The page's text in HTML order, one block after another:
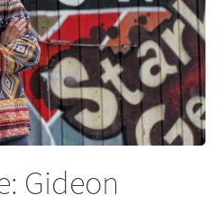
Gideon